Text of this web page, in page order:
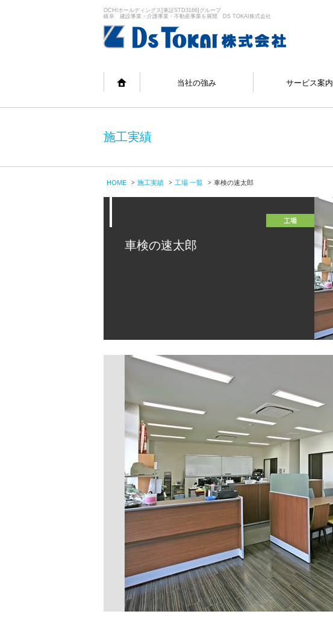
OCHIホールディングス[東証STD3166]グループ
岐阜 建設事業・介護事業・不動産事業を展開 DS TOKAI株式会社
当社の強み サービス案内
施工実績
HOME 施工実績 工場 一覧 車検の速太郎
車検の速太郎